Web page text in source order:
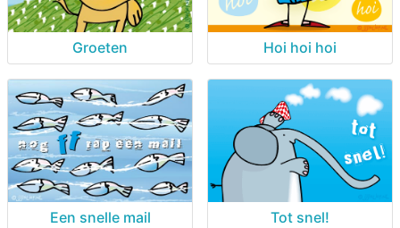
Groeten Hoi hoi hoi
Een snelle mail Tot snel!